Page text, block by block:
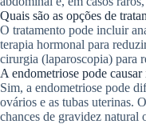
Quais são as opções de
O tratamento pode incluir
terapia hormonal para
cirurgia (laparoscopia) para
A endometriose pode
Sim, a endometriose pode
ovários e as tubas uterinas.
chances de gravidez natural